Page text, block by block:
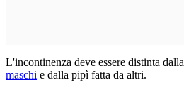
L'incontinenza deve essere distinta dalla
maschi e dalla pipì fatta da altri.